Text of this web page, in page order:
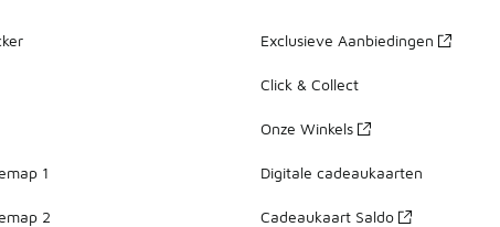
1
2
Exclusieve Aanbiedingen
Click & Collect
Onze Winkels
Digitale cadeaukaarten
Cadeaukaart Saldo